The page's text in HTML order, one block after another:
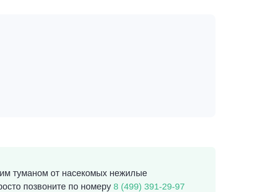
туманом от насекомых нежилые
позвоните по номеру 8 (499) 391-29-97